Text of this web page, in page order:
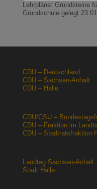
Lehrpläne: Grundsteine
Grundschule gelegt
CDU – Deutschland
CDU – Sachsen-Anhalt
CDU – Halle
CDU/CSU –
CDU – Fraktion im
CDU – Stadtratsfraktion
Landtag Sachsen-Anhalt
Stadt Halle